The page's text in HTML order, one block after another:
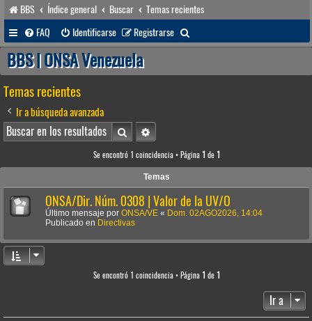
BBS Índice general Buscar
Temas recientes
FAQ
Identificarse Registrarse
u
BBS | ONSA Venezuela
Temas recientes
Ir a búsqueda avanzada
BuscarBúsqueda avanzada
Se encontró 1 coincidencia • Página 1 de 1
Temas
ONSA/Dir. Núm. 0308 | Valor de la UV/O
Último mensaje por ONSA/VE « Dom. 02AGO2026, 14:04
Publicado en Directivas
Se encontró 1 coincidencia • Página 1 de 1
Ir a